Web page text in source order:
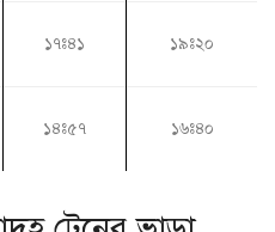
১৭ঃ৪১ ১৯ঃ২০
১৪ঃ৫৭ ১৬ঃ৪০